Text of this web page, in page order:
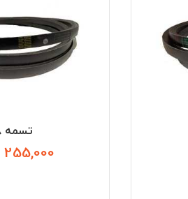
تسمه A18
255,000 تومان